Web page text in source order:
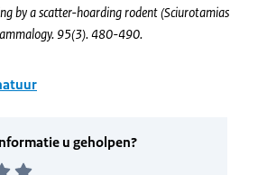
by a scatter-hoarding rodent (Sciurotamias
95(3). 480-490.